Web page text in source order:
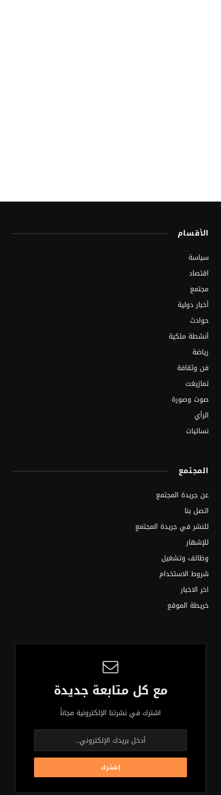
الأقسام
سياسة
اقتصاد
مجتمع
أخبار دولية
حوادث
أنشطة ملكية
رياضة
فن وثقافة
تمازيغت
صوت وصورة
الرأي
نسائيات
المجتمع
عن جريدة المجتمع
اتصل بنا
للنشر في جريدة المجتمع
للإشهار
وظائف وتشغيل
شروط الاستخدام
اخر الاخبار
خريطة الموقع
مع كل متابعة جديدة
اشترك في نشرتنا الإلكترونية مجاناً